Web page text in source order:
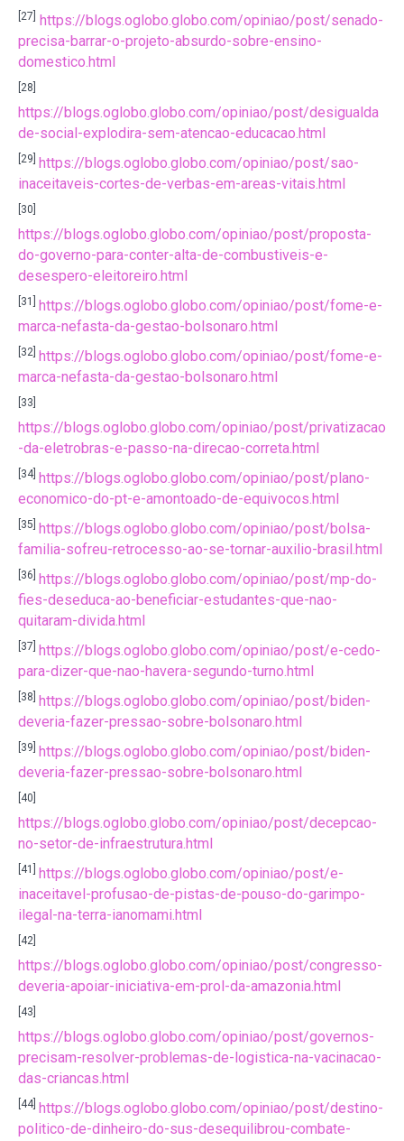
[27] https://blogs.oglobo.globo.com/opiniao/post/senado-
precisa-barrar-o-projeto-absurdo-sobre-ensino-
domestico.html
[28]
https://blogs.oglobo.globo.com/opiniao/post/desigualda
de-social-explodira-sem-atencao-educacao.html
[29] https://blogs.oglobo.globo.com/opiniao/post/sao-
inaceitaveis-cortes-de-verbas-em-areas-vitais.html
[30]
https://blogs.oglobo.globo.com/opiniao/post/proposta-
do-governo-para-conter-alta-de-combustiveis-e-
desespero-eleitoreiro.html
[31] https://blogs.oglobo.globo.com/opiniao/post/fome-e-
marca-nefasta-da-gestao-bolsonaro.html
[32] https://blogs.oglobo.globo.com/opiniao/post/fome-e-
marca-nefasta-da-gestao-bolsonaro.html
[33]
https://blogs.oglobo.globo.com/opiniao/post/privatizacao
-da-eletrobras-e-passo-na-direcao-correta.html
[34] https://blogs.oglobo.globo.com/opiniao/post/plano-
economico-do-pt-e-amontoado-de-equivocos.html
[35] https://blogs.oglobo.globo.com/opiniao/post/bolsa-
familia-sofreu-retrocesso-ao-se-tornar-auxilio-brasil.html
[36] https://blogs.oglobo.globo.com/opiniao/post/mp-do-
fies-deseduca-ao-beneficiar-estudantes-que-nao-
quitaram-divida.html
[37] https://blogs.oglobo.globo.com/opiniao/post/e-cedo-
para-dizer-que-nao-havera-segundo-turno.html
[38] https://blogs.oglobo.globo.com/opiniao/post/biden-
deveria-fazer-pressao-sobre-bolsonaro.html
[39] https://blogs.oglobo.globo.com/opiniao/post/biden-
deveria-fazer-pressao-sobre-bolsonaro.html
[40]
https://blogs.oglobo.globo.com/opiniao/post/decepcao-
no-setor-de-infraestrutura.html
[41] https://blogs.oglobo.globo.com/opiniao/post/e-
inaceitavel-profusao-de-pistas-de-pouso-do-garimpo-
ilegal-na-terra-ianomami.html
[42]
https://blogs.oglobo.globo.com/opiniao/post/congresso-
deveria-apoiar-iniciativa-em-prol-da-amazonia.html
[43]
https://blogs.oglobo.globo.com/opiniao/post/governos-
precisam-resolver-problemas-de-logistica-na-vacinacao-
das-criancas.html
[44] https://blogs.oglobo.globo.com/opiniao/post/destino-
politico-de-dinheiro-do-sus-desequilibrou-combate-